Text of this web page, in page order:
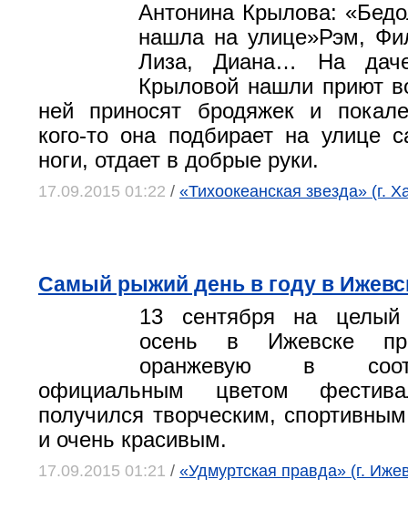
Антонина Крылова:
нашла на улице»Рэм,
Лиза, Диана… На
Крыловой нашли приют
ней приносят бродяжек и
кого-то она подбирает на улице
ноги, отдает в добрые руки.
17.09.2015 01:22 / «Тихоокеанская звезда» (г.
Самый рыжий день в году в
13 сентября на целый
осень в Ижевске
оранжевую в
официальным цветом
получился творческим,
и очень красивым.
17.09.2015 01:21 / «Удмуртская правда» (г.